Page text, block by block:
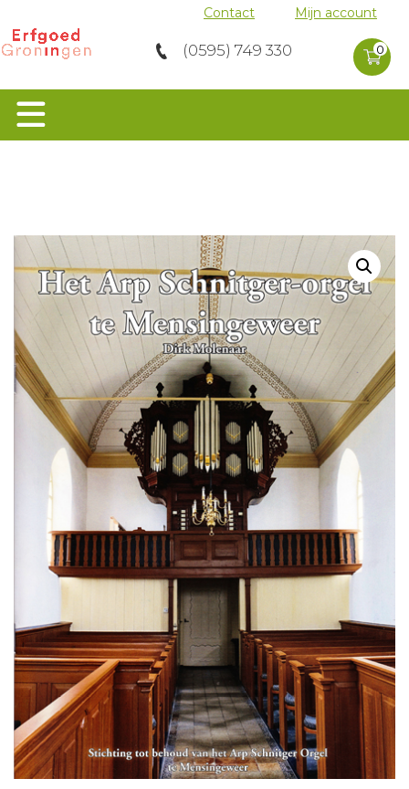
Contact Mijn account
(0595) 749 330 0
Molens
Archeologie
orgel te Mensingeweer